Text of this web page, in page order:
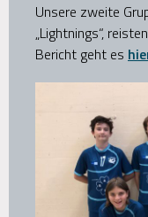
Unsere zweite
„Lightnings“,
Bericht geht es